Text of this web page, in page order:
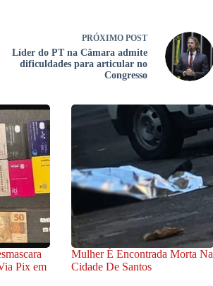
PRÓXIMO POST
Líder do PT na Câmara admite
dificuldades para articular no
Congresso
Pix em
Mulher É Encontrada Morta Na
Cidade De Santos